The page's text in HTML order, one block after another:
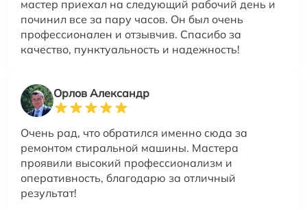
мастер приехал на следующий рабочий день и
починил все за пару часов. Он был очень
профессионален и отзывчив. Спасибо за
качество, пунктуальность и надежность!
Орлов Александр
Очень рад, что обратился именно сюда за
ремонтом стиральной машины. Мастера
проявили высокий профессионализм и
оперативность, благодарю за отличный
результат!